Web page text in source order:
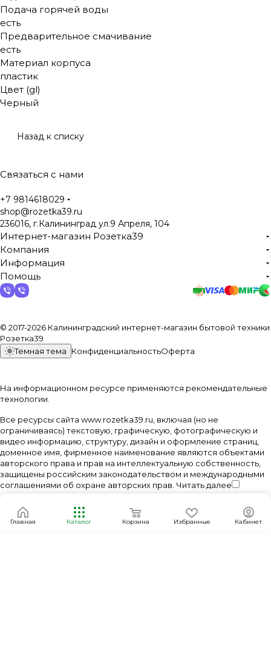
Подача горячей воды
есть
Предварительное смачивание
есть
Материал корпуса
пластик
Цвет (gl)
Черный
Назад к списку
Связаться с нами
+7 9814618029
shop@rozetka39.ru
236016, г.Калининград ул.9 Апреля, 104
Интернет-магазин Розетка39
Компания
Информация
Помощь
© 2017-2026 Калининградский интернет-магазин бытовой техники
Розетка39
Темная тема
КонфиденциальностьОферта
На информационном ресурсе применяются рекомендательные
технологии
Все ресурсы сайта www.rozetka39.ru, включая (но не
ограничиваясь) текстовую, графическую, фотографическую и
видео информацию, структуру, дизайн и оформление страниц,
доменное имя, фирменное наименование являются объектами
авторского права и прав на интеллектуальную собственность,
защищены российским законодательством и международными
соглашениями об охране авторских прав. Читать далее
Главная Каталог Корзина Избранные Кабинет